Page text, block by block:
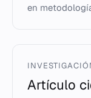
en
Artículo